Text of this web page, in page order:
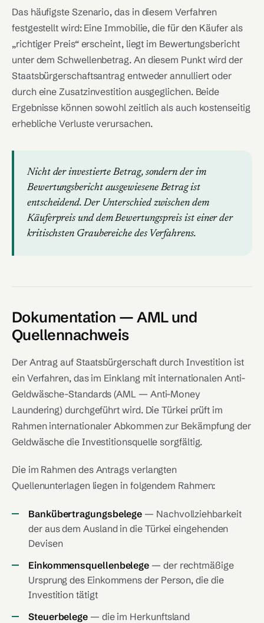
Das häufigste Szenario, das in diesem Verfahren
festgestellt wird: Eine Immobilie, die für den Käufer als
„richtiger Preis“ erscheint, liegt im Bewertungsbericht
unter dem Schwellenbetrag. An diesem Punkt wird der
Staatsbürgerschaftsantrag entweder annulliert oder
durch eine Zusatzinvestition ausgeglichen. Beide
Ergebnisse können sowohl zeitlich als auch kostenseitig
erhebliche Verluste verursachen.
Nicht der investierte Betrag, sondern der im
Bewertungsbericht ausgewiesene Betrag ist
entscheidend. Der Unterschied zwischen dem
Käuferpreis und dem Bewertungspreis ist einer der
kritischsten Graubereiche des Verfahrens.
Dokumentation — AML und
Quellennachweis
Der Antrag auf Staatsbürgerschaft durch Investition ist
ein Verfahren, das im Einklang mit internationalen Anti-
Geldwäsche-Standards (AML — Anti-Money
Laundering) durchgeführt wird. Die Türkei prüft im
Rahmen internationaler Abkommen zur Bekämpfung der
Geldwäsche die Investitionsquelle sorgfältig.
Die im Rahmen des Antrags verlangten
Quellenunterlagen liegen in folgendem Rahmen:
Bankübertragungsbelege — Nachvollziehbarkeit
der aus dem Ausland in die Türkei eingehenden
Devisen
Einkommensquellenbelege — der rechtmäßige
Ursprung des Einkommens der Person, die die
Investition tätigt
Steuerbelege — die im Herkunftsland